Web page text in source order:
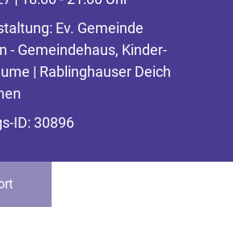
Ev. Gemeinde
- Gemeindehaus, Kinder-
| Rablinghauser Deich
ID: 30896